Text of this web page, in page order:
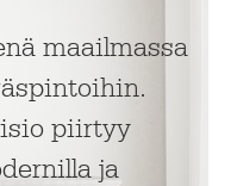
maailmassa
piirtyy
ja